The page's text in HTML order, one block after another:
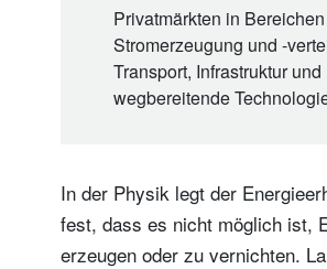
Privatmärkten in
Stromerzeugung und -
Transport, Infrastruktur und
wegbereitende
In der Physik legt der
fest, dass es nicht möglich ist,
erzeugen oder zu vernichten.